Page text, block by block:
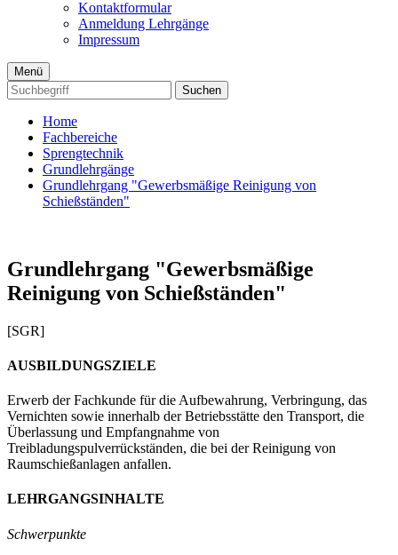
Kontaktformular
Anmeldung Lehrgänge
Impressum
Menü
Suchen
Home
Fachbereiche
Sprengtechnik
Grundlehrgänge
Grundlehrgang "Gewerbsmäßige Reinigung von
Schießständen"
Grundlehrgang "Gewerbsmäßige
Reinigung von Schießständen"
[SGR]
AUSBILDUNGSZIELE
Erwerb der Fachkunde für die Aufbewahrung, Verbringung, das
Vernichten sowie innerhalb der Betriebsstätte den Transport, die
Überlassung und Empfangnahme von
Treibladungspulverrückständen, die bei der Reinigung von
Raumschießanlagen anfallen.
LEHRGANGSINHALTE
Schwerpunkte